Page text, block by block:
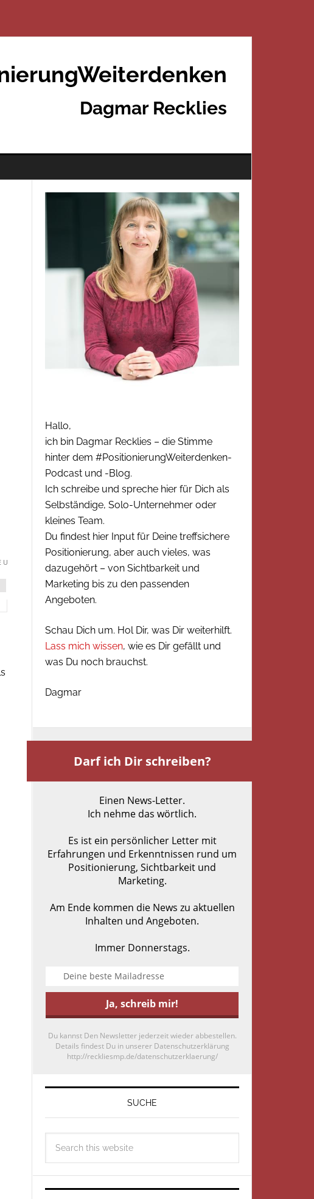
Dagmar Recklies
Hallo,
ich bin Dagmar Recklies – die Stimme
hinter dem #PositionierungWeiterdenken-
Podcast und -Blog.
Ich schreibe und spreche hier für Dich als
Selbständige, Solo-Unternehmer oder
kleines Team.
Du findest hier Input für Deine treffsichere
Positionierung, aber auch vieles, was
dazugehört – von Sichtbarkeit und
Marketing bis zu den passenden
Angeboten.
Schau Dich um. Hol Dir, was Dir weiterhilft.
Lass mich wissen, wie es Dir gefällt und
was Du noch brauchst.
Dagmar
Darf ich Dir schreiben?
Einen News-Letter.
Ich nehme das wörtlich.
Es ist ein persönlicher Letter mit
Erfahrungen und Erkenntnissen rund um
Positionierung, Sichtbarkeit und
Marketing.
Am Ende kommen die News zu aktuellen
Inhalten und Angeboten.
Immer Donnerstags.
Du kannst Den Newsletter jederzeit wieder abbestellen.
Details findest Du in unserer Datenschutzerklärung
http://reckliesmp.de/datenschutzerklaerung/
SUCHE